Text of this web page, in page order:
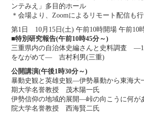
ンテみえ」多目的ホール
＊会場より、Zoomによるリモート配信も行
第1日 10月15日(土) 午前10時開場 午前10
■特別研究報告(午前10時45分～)
三重県内の自治体史編さんと史料調査
をながめて― 吉村利男(三重)
公開講演(午後1時30分～)
暴動史観と英雄史観―伊勢暴動から東
期大学名誉教授 茂木陽一氏
伊勢信仰の地域的展開―峠の向こうに何
院大学名誉教授 西海賢二氏